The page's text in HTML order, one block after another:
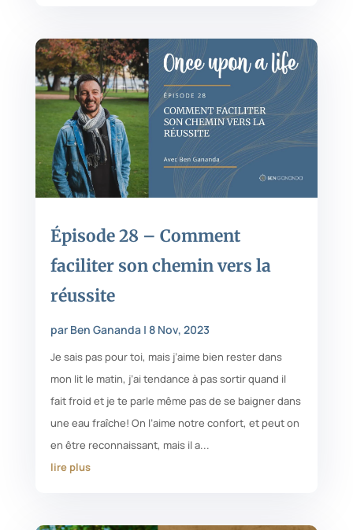
Épisode 28 – Comment
faciliter son chemin vers la
réussite
par Ben Gananda| 8 Nov, 2023
Je sais pas pour toi, mais j’aime bien rester dans
mon lit le matin, j’ai tendance à pas sortir quand il
fait froid et je te parle même pas de se baigner dans
une eau fraîche! On l’aime notre confort, et peut on
en être reconnaissant, mais il a...
lire plus